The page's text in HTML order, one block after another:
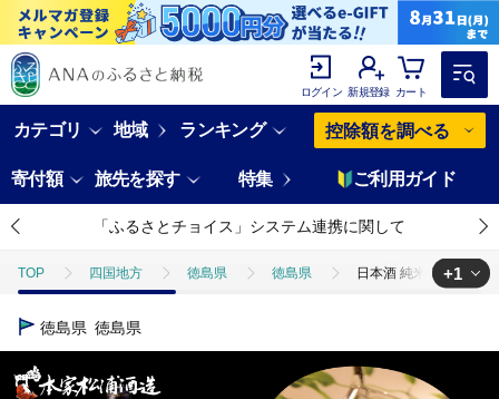
ログイン 新規登録 カート
カテゴリ 地域 ランキング 控除額を調べる
寄付額 旅先を探す 特集 ご利用ガイド
「ふるさとチョイス」システム連携に関して
TOP 四国地方 徳島県 徳島県 日本酒 純米 吟醸 鳴門
TOP
+1
徳島県 徳島県